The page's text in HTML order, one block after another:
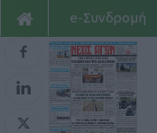
e-Συνδρομή